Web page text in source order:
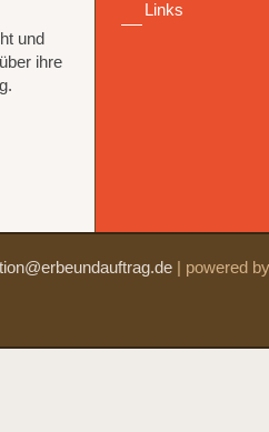
Links
und
ihre
| powered by